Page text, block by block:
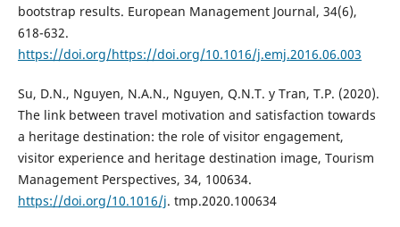
bootstrap results. European Management Journal, 34(6),
618-632.
https://doi.org/https://doi.org/10.1016/j.emj.2016.06.003
Su, D.N., Nguyen, N.A.N., Nguyen, Q.N.T. y Tran, T.P. (2020).
The link between travel motivation and satisfaction towards
a heritage destination: the role of visitor engagement,
visitor experience and heritage destination image, Tourism
Management Perspectives, 34, 100634.
https://doi.org/10.1016/j. tmp.2020.100634